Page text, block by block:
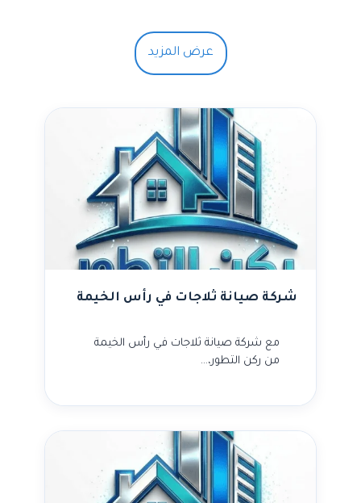
عرض المزيد
شركة صيانة ثلاجات في رأس الخيمة
مع شركة صيانة ثلاجات في رأس الخيمة
من ركن التطور،…